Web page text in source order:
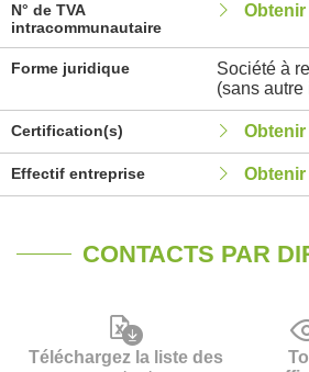
N° de TVA
intracommunautaire
Forme juridique
Société à
(sans
Certification(s)
Effectif entreprise
CONTACTS PAR
Téléchargez la liste des